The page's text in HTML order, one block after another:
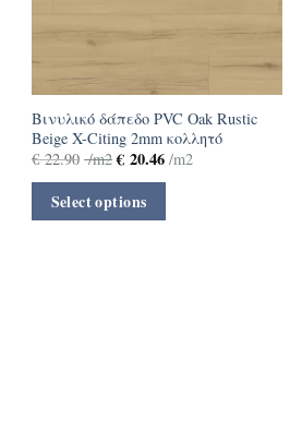
Βινυλικό δάπεδο PVC Oak Rustic
Beige X-Citing 2mm κολλητό
€22.90 /m2 € 20.46 /m2
Select options